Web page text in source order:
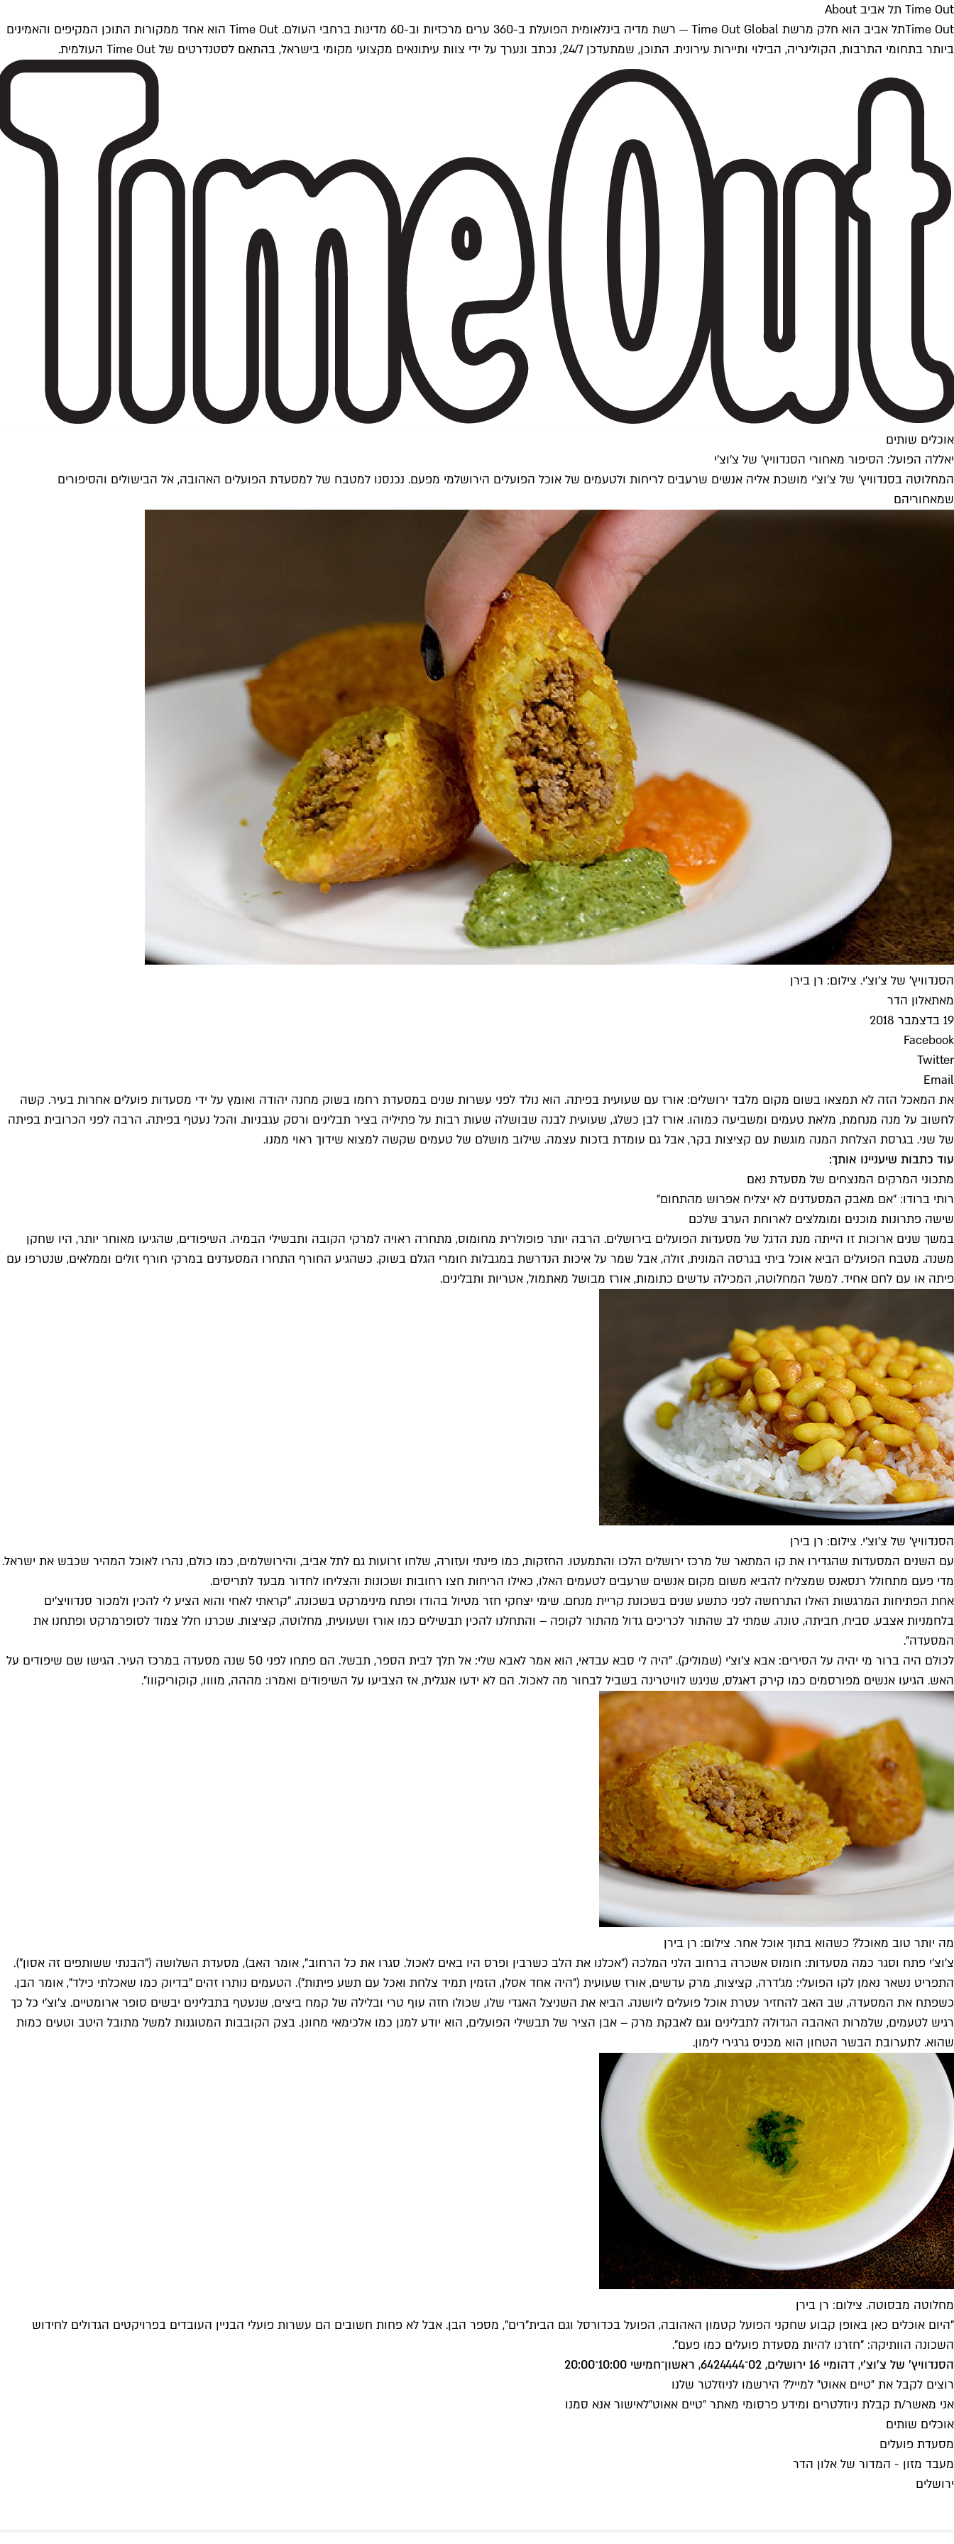
Time Out תל אביב About
Time Outתל אביב הוא חלק מרשת Time Out Global — רשת מדיה בינלאומית הפועלת ב-360 ערים מרכזיות וב-60 מדינות ברחבי העולם. Time Out הוא אחד ממקורות התוכן המקיפים והאמינים
ביותר בתחומי התרבות, הקולינריה, הבילוי ותיירות עירונית. התוכן, שמתעדכן 24/7, נכתב ונערך על ידי צוות עיתונאים מקצועי מקומי בישראל, בהתאם לסטנדרטים של Time Out העולמית.
אוכלים שותים
יאללה הפועל: הסיפור מאחורי הסנדוויץ' של צ'וצ'י
המחלוטה בסנדוויץ' של צ'וצ'י מושכת אליה אנשים שרעבים לריחות ולטעמים של אוכל הפועלים הירושלמי מפעם. נכנסנו למטבח של למסעדת הפועלים האהובה, אל הבישולים והסיפורים
שמאחוריהם
הסנדוויץ' של צ'וצ'י. צילום: רן בירן
מאתאלון הדר
19 בדצמבר 2018
Facebook
Twitter
Email
את המאכל הזה לא תמצאו בשום מקום מלבד ירושלים: אורז עם שעועית בפיתה. הוא נולד לפני עשרות שנים במסעדת רחמו בשוק מחנה יהודה ואומץ על ידי מסעדות פועלים אחרות בעיר. קשה
לחשוב על מנה מנחמת, מלאת טעמים ומשביעה כמוהו. אורז לבן כשלג, שעועית לבנה שבושלה שעות רבות על פתיליה בציר תבלינים ורסק עגבניות. והכל נעטף בפיתה. הרבה לפני הכרובית בפיתה
של שני. בגרסת הצלחת המנה מוגשת עם קציצות בקר, אבל גם עומדת בזכות עצמה. שילוב מושלם של טעמים שקשה למצוא שידוך ראוי ממנו.
עוד כתבות שיעניינו אותך:
מתכוני המרקים המנצחים של מסעדת נאם
רותי ברודו: "אם מאבק המסעדנים לא יצליח אפרוש מהתחום"
שישה פתרונות מוכנים ומומלצים לארוחת הערב שלכם
במשך שנים ארוכות זו הייתה מנת הדגל של מסעדות הפועלים בירושלים. הרבה יותר פופולרית מחומוס, מתחרה ראויה למרקי הקובה ותבשילי הבמיה. השיפודים, שהגיעו מאוחר יותר, היו שחקן
משנה. מטבח הפועלים הביא אוכל ביתי בגרסה המונית, זולה, אבל שמר על איכות הנדרשת במגבלות חומרי הגלם בשוק. כשהגיע החורף התחרו המסעדנים במרקי חורף זולים וממלאים, שנטרפו עם
פיתה או עם לחם אחיד. למשל המחלוטה, המכילה עדשים כתומות, אורז מבושל מאתמול, אטריות ותבלינים.
הסנדוויץ' של צ'וצ'י. צילום: רן בירן
עם השנים המסעדות שהגדירו את קו המתאר של מרכז ירושלים הלכו והתמעטו. החזקות, כמו פינתי ועזורה, שלחו זרועות גם לתל אביב, והירושלמים, כמו כולם, נהרו לאוכל המהיר שכבש את ישראל.
מדי פעם מתחולל רנסאנס שמצליח להביא משום מקום אנשים שרעבים לטעמים האלו, כאילו הריחות חצו רחובות ושכונות והצליחו לחדור מבעד לתריסים.
אחת הפתיחות המרגשות האלו התרחשה לפני כתשע שנים בשכונת קריית מנחם. שימי יצחקי חזר מטיול בהודו ופתח מינימרקט בשכונה. "קראתי לאחי והוא הציע לי להכין ולמכור סנדוויצ'ים
בלחמניות אצבע. סביח, חביתה, טונה. שמתי לב שהתור לכריכים גדול מהתור לקופה – והתחלנו להכין תבשילים כמו אורז ושעועית, מחלוטה, קציצות. שכרנו חלל צמוד לסופרמרקט ופתחנו את
המסעדה".
לכולם היה ברור מי יהיה על הסירים: אבא צ'וצ'י (שמוליק). "היה לי סבא עבדאי, הוא אמר לאבא שלי: אל תלך לבית הספר, תבשל. הם פתחו לפני 50 שנה מסעדה במרכז העיר. הגישו שם שיפודים על
האש. הגיעו אנשים מפורסמים כמו קירק דאגלס, שניגש לוויטרינה בשביל לבחור מה לאכול. הם לא ידעו אנגלית, אז הצביעו על השיפודים ואמרו: מההה, מוווו, קוקוריקווו".
מה יותר טוב מאוכל? כשהוא בתוך אוכל אחר. צילום: רן בירן
צ'וצ'י פתח וסגר כמה מסעדות: חומוס אשכרה ברחוב הלני המלכה ("אכלנו את הלב כשרבין ופרס היו באים לאכול. סגרו את כל הרחוב", אומר האב), מסעדת השלושה ("הבנתי ששותפים זה אסון").
התפריט נשאר נאמן לקו הפועלי: מג'דרה, קציצות, מרק עדשים, אורז שעועית ("היה אחד אסלן, הזמין תמיד צלחת ואכל עם תשע פיתות"). הטעמים נותרו זהים "בדיוק כמו שאכלתי כילד", אומר הבן.
כשפתח את המסעדה, שב האב להחזיר עטרת אוכל פועלים ליושנה. הביא את השניצל האגדי שלו, שכולו חזה עוף טרי ובלילה של קמח ביצים, שנעטף בתבלינים יבשים סופר ארומטיים. צ'וצ'י כל כך
רגיש לטעמים, שלמרות האהבה הגדולה לתבלינים וגם לאבקת מרק – אבן הציר של תבשילי הפועלים, הוא יודע למנן כמו אלכימאי מחונן. בצק הקובבות המטוגנות למשל מתובל היטב וטעים כמות
שהוא. לתערובת הבשר הטחון הוא מכניס גרגירי לימון.
מחלוטה מבסוטה. צילום: רן בירן
"היום אוכלים כאן באופן קבוע שחקני הפועל קטמון האהובה, הפועל בכדורסל וגם הבית"רים", מספר הבן. אבל לא פחות חשובים הם עשרות פועלי הבניין העובדים בפרויקטים הגדולים לחידוש
השכונה הוותיקה: "חזרנו להיות מסעדת פועלים כמו פעם".
הסנדוויץ' של צ'וצ'י, דהומיי 16 ירושלים, 02־6424444, ראשון־חמישי 10:00־20:00
רוצים לקבל את ״טיים אאוט״ למייל? הירשמו לניוזלטר שלנו
אני מאשר/ת קבלת ניוזלטרים ומידע פרסומי מאתר ״טיים אאוט״לאישור אנא סמנו
אוכלים שותים
מסעדת פועלים
מעבד מזון - המדור של אלון הדר
ירושלים